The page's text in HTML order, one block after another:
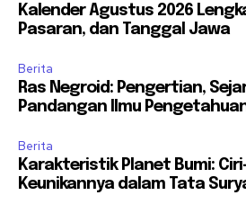
Kalender Agustus 2026
Pasaran, dan Tanggal Jawa
Berita
Ras Negroid: Pengertian,
Pandangan Ilmu
Berita
Karakteristik Planet Bumi:
Keunikannya dalam Tata